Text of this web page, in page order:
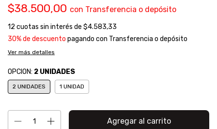
$38.500,00 con Transferencia o depósito
12 cuotas sin interés de $4.583,33
30% de descuento pagando con Transferencia o depósito
Ver más detalles
OPCION: 2 UNIDADES
2 UNIDADES 1 UNIDAD